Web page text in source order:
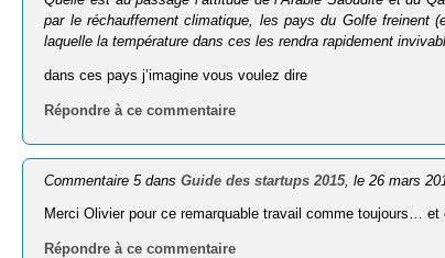
par le réchauffement climatique, les pays du Golfe freinent
laquelle la température dans ces les rendra rapidement
dans ces pays j’imagine vous voulez dire
Répondre à ce commentaire
Commentaire 5 dansGuide des startups 2015, le 26 mars
Merci Olivier pour ce remarquable travail comme toujours… et
Répondre à ce commentaire